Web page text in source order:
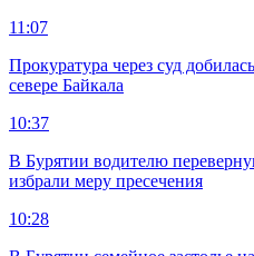
11:07
Прокуратура через суд
севере Байкала
10:37
В Бурятии водителю
избрали меру пресечения
10:28